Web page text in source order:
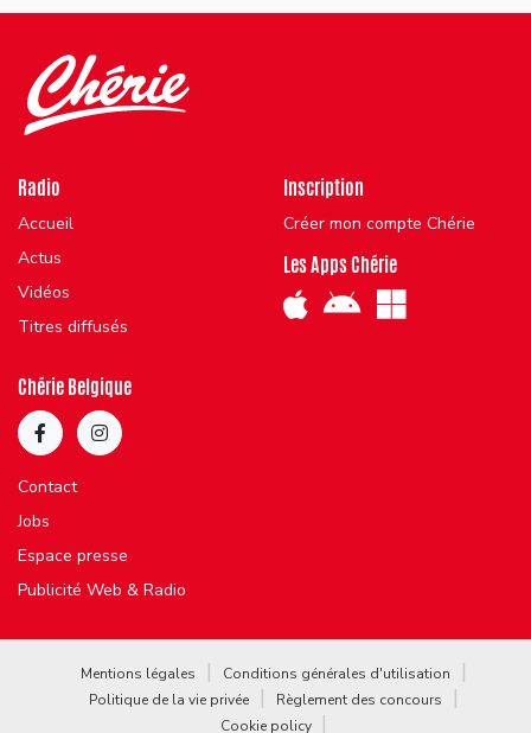
Radio
Accueil
Actus
Vidéos
Titres diffusés
Inscription
Créer mon compte Chérie
Les Apps Chérie
Chérie Belgique
Contact
Jobs
Espace presse
Publicité Web & Radio
Mentions légales
Conditions générales d'utilisation
Politique de la vie privée
Règlement des concours
Cookie policy